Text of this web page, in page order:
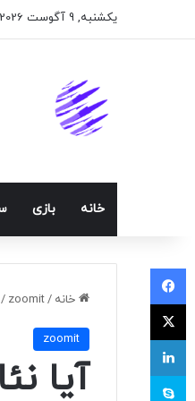
یکشنبه, 9 آگوست 2026
خانه بازی
خانه /
zoomit
/
zoomit
فیسبوک